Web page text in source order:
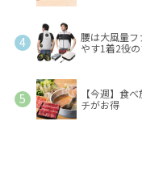
腰は大風量フ
やす1着2役
【今週】食
チがお得